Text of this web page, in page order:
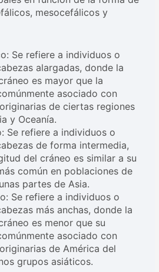
mesocefálicos y
Se refiere a individuos o
alargadas, donde la
es mayor que la
asociado con
de ciertas regiones
y Oceanía.
Se refiere a individuos o
de forma intermedia,
del cráneo es similar a su
común en poblaciones de
partes de Asia.
Se refiere a individuos o
más anchas, donde la
es menor que su
asociado con
de América del
grupos asiáticos.